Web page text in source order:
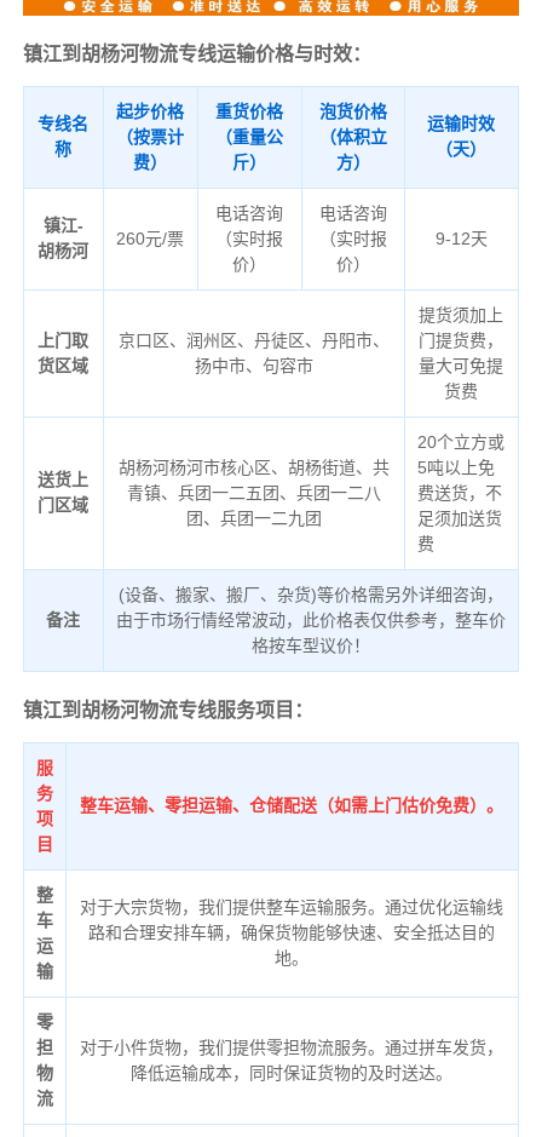
镇江到胡杨河物流专线运输价格与时效：
专线名
称
起步价格
（按票计
费）
重货价格
（重量公
斤）
泡货价格
（体积立
方）
运输时效
（天）
镇江-
胡杨河
260元/票
电话咨询
（实时报
价）
电话咨询
（实时报
价）
9-12天
上门取
货区域
京口区、润州区、丹徒区、丹阳市、
扬中市、句容市
提货须加上
门提货费，
量大可免提
货费
送货上
门区域
胡杨河杨河市核心区、胡杨街道、共
青镇、兵团一二五团、兵团一二八
团、兵团一二九团
20个立方或
5吨以上免
费送货，不
足须加送货
费
备注
(设备、搬家、搬厂、杂货)等价格需另外详细咨询，
由于市场行情经常波动，此价格表仅供参考，整车价
格按车型议价！
镇江到胡杨河物流专线服务项目：
服
务
项
目
整车运输、零担运输、仓储配送（如需上门估价免费）。
整
车
运
输
对于大宗货物，我们提供整车运输服务。通过优化运输线
路和合理安排车辆，确保货物能够快速、安全抵达目的
地。
零
担
物
流
对于小件货物，我们提供零担物流服务。通过拼车发货，
降低运输成本，同时保证货物的及时送达。